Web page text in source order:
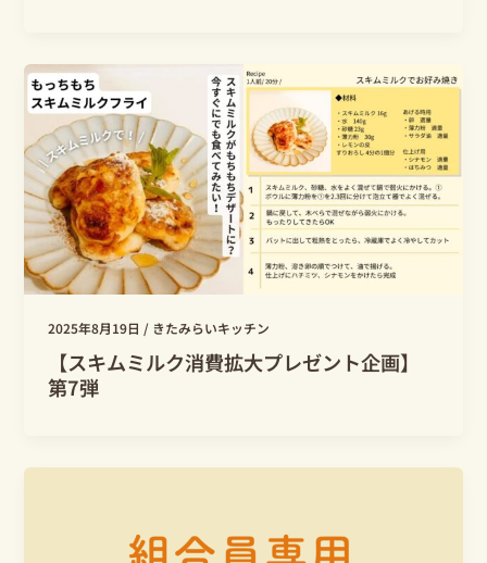
2025年8月19日 / きたみらいキッチン
【スキムミルク消費拡大プレゼント企画】
第7弾